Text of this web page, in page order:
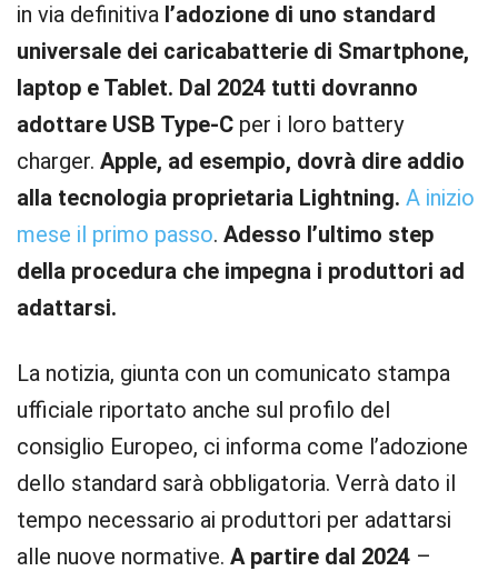
in via definitiva l’adozione di uno standard
universale dei caricabatterie di Smartphone,
laptop e Tablet. Dal 2024 tutti dovranno
adottare USB Type-C per i loro battery
charger. Apple, ad esempio, dovrà dire addio
alla tecnologia proprietaria Lightning. A inizio
mese il primo passo. Adesso l’ultimo step
della procedura che impegna i produttori ad
adattarsi.
La notizia, giunta con un comunicato stampa
ufficiale riportato anche sul profilo del
consiglio Europeo, ci informa come l’adozione
dello standard sarà obbligatoria. Verrà dato il
tempo necessario ai produttori per adattarsi
alle nuove normative. A partire dal 2024 –